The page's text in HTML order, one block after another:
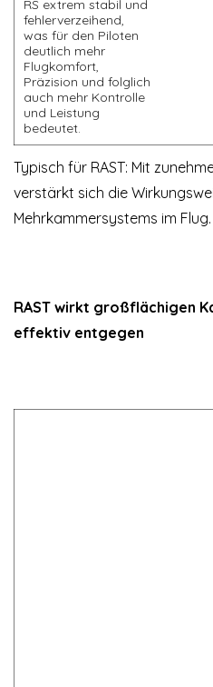
RS extrem stabil und
fehlerverzeihend,
was für den Piloten
deutlich mehr
Flugkomfort,
Präzision und folglich
auch mehr Kontrolle
und Leistung
bedeutet.
Typisch für RAST: Mit
verstärkt sich die
Mehrkammersystems im Flug.
RAST wirkt großflächigen
effektiv entgegen